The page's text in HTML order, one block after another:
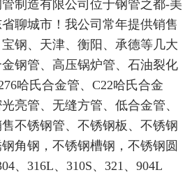
制造有限公司位于钢管之都-美
聊城市！我公司常年提供销售
钢、天津、衡阳、承德等几大
钢管、高压锅炉管、石油裂化
哈氏合金管、C22哈氏合金
亮管、无缝方管、低合金管、
不锈钢管、不锈钢板、不锈钢
角钢，不锈钢槽钢，不锈钢圆
、316L、310S、321、904L